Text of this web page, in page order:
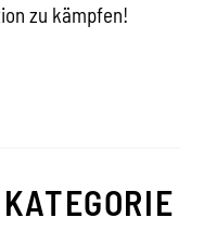
zu kämpfen!